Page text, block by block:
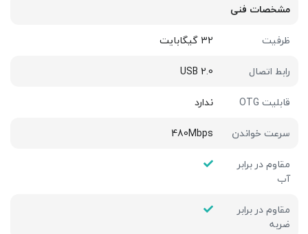
مشخصات فنی
ظرفیت
32 گیگابایت
رابط اتصال
USB 2.0
قابلیت OTG
ندارد
سرعت خواندن
480Mbps
مقاوم در برابر
آب
مقاوم در برابر
ضربه